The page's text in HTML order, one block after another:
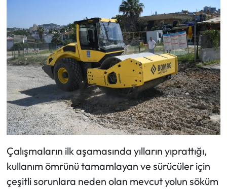
Çalışmaların ilk aşamasında yılların yıprattığı,
kullanım ömrünü tamamlayan ve sürücüler için
çeşitli sorunlara neden olan mevcut yolun söküm